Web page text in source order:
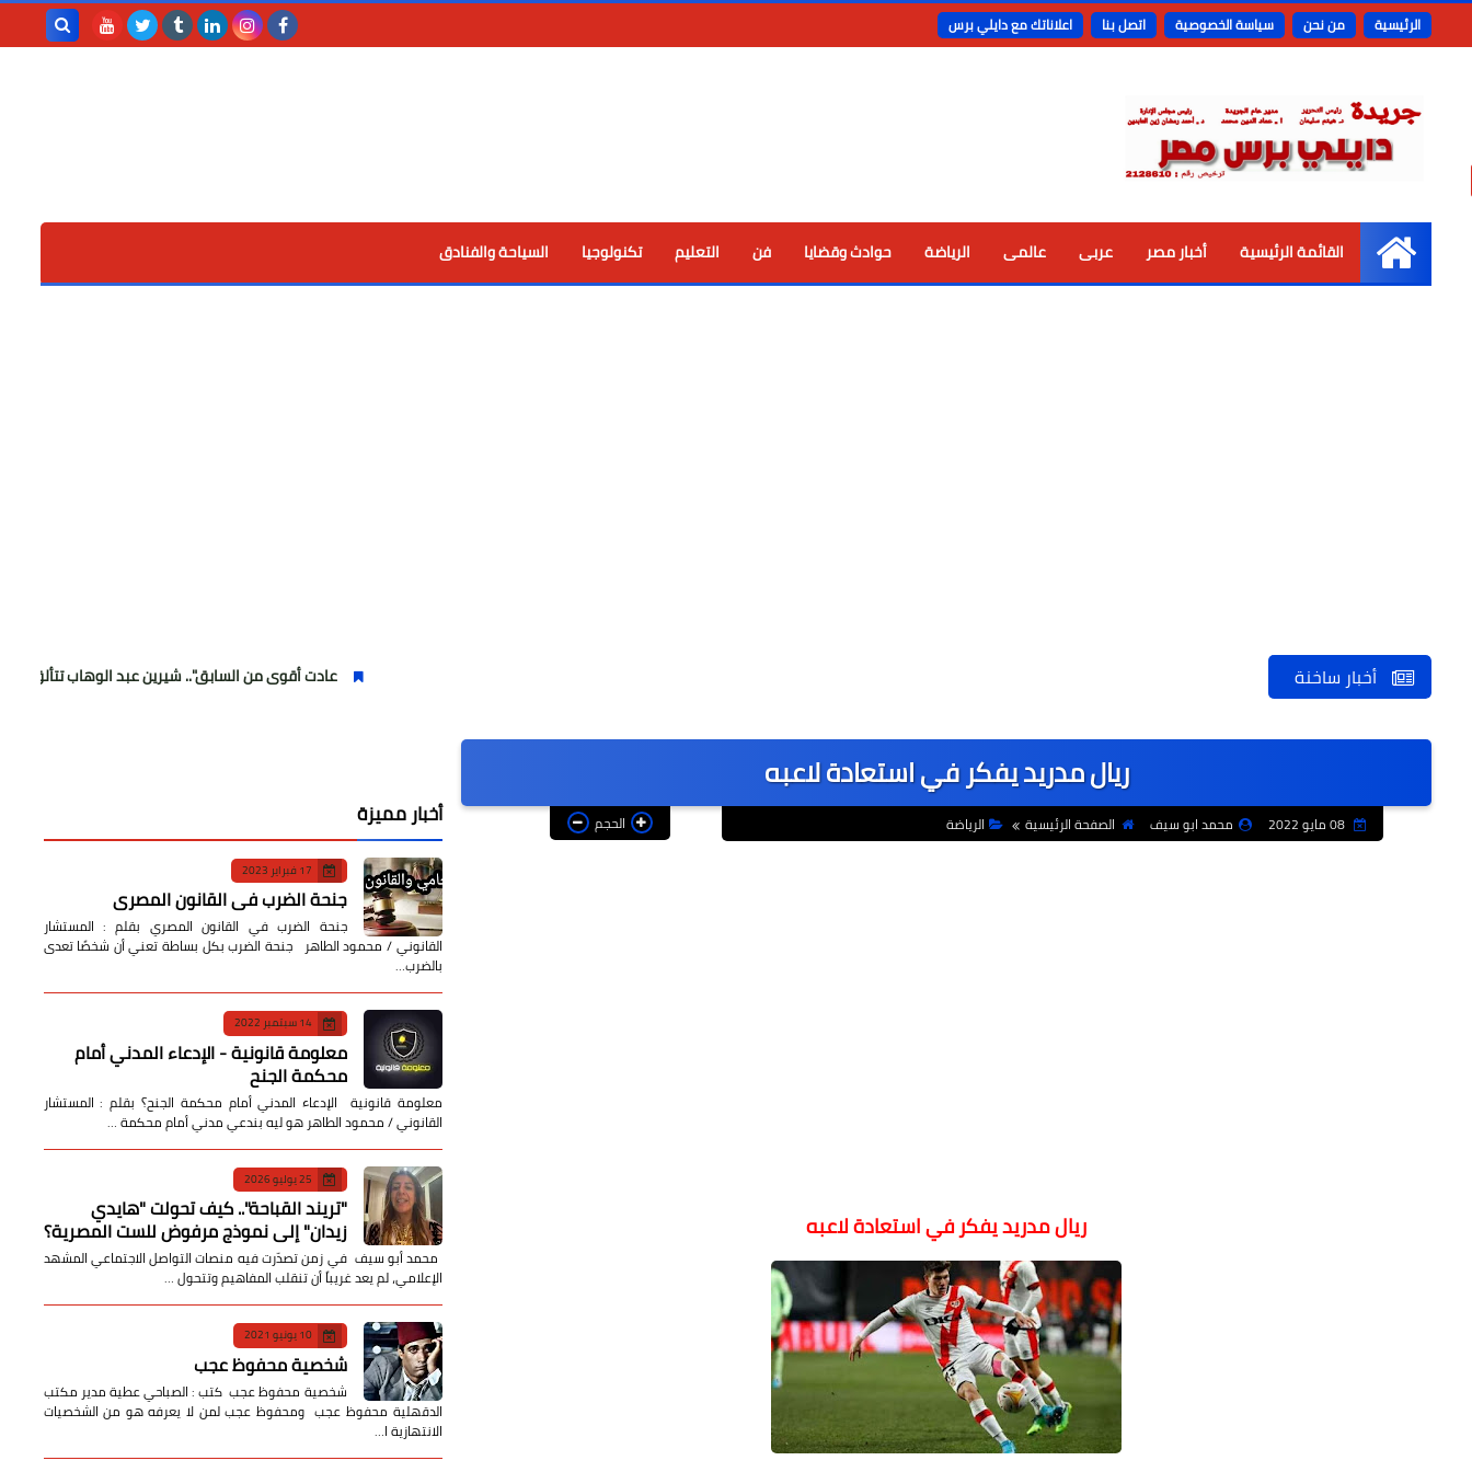
الرئيسية من نحن سياسة الخصوصية اتصل بنا اعلاناتك مع دايلي برس
الرئيسية
القائمة الرئيسية أخبار مصر عربى عالمى الرياضة حوادث وقضايا فن التعليم تكنولوجيا السياحة والفنادق
أخبار ساخنة عادت أقوى من السابق".. شيرين عبد الوهاب تتألق في أولى
ريال مدريد يفكر في استعادة لاعبه
08 مايو 2022 محمد ابو سيف الصفحة الرئيسية الرياضة الحجم
ريال مدريد يفكر في استعادة لاعبه
أخبار مميزة
17 فبراير 2023
جنحة الضرب في القانون المصري
جنحة الضرب في القانون المصري بقلم : المستشار
القانوني / محمود الطاهر جنحة الضرب بكل بساطة تعني أن شخصًا تعدى
بالضرب…
14 سبتمبر 2022
معلومة قانونية - الإدعاء المدني أمام
محكمة الجنح
معلومة قانونية الإدعاء المدني أمام محكمة الجنح؟ بقلم : المستشار
القانوني / محمود الطاهر هو ليه بندعي مدني أمام محكمة …
25 يوليو 2026
​"تريند القباحة".. كيف تحولت "هايدي
زيدان" إلى نموذج مرفوض للست المصرية؟
​ محمد أبو سيف ​في زمن تصدّرت فيه منصات التواصل الاجتماعي المشهد
الإعلامي، لم يعد غريباً أن تنقلب المفاهيم وتتحول …
10 يونيو 2021
شخصية محفوظ عجب
شخصية محفوظ عجب كتب : الصباحي عطية مدير مكتب
الدقهلية محفوظ عجب ومحفوظ عجب لمن لا يعرفه هو من الشخصيات
الانتهازية ا…